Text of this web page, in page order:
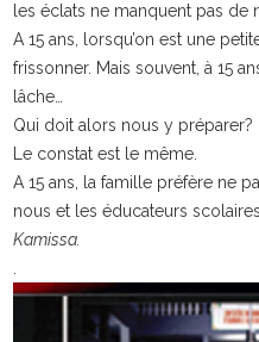
les éclats ne manquent pas
A 15 ans, lorsqu’on est une
frissonner. Mais souvent, à 15
lâche…
Qui doit alors nous y
Le constat est le même.
A 15 ans, la famille préfère ne
nous et les éducateurs
Kamissa.